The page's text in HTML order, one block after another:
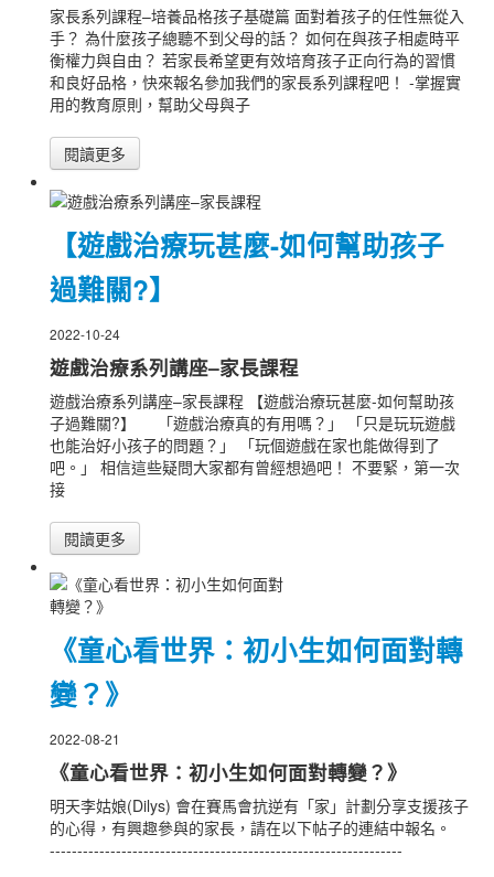
家長系列課程–培養品格孩子基礎篇 面對着孩子的任性無從入
手？ 為什麼孩子總聽不到父母的話？ 如何在與孩子相處時平
衡權力與自由？ 若家長希望更有效培育孩子正向行為的習慣
和良好品格，快來報名參加我們的家長系列課程吧！ -掌握實
用的教育原則，幫助父母與子
閱讀更多
【遊戲治療玩甚麼-如何幫助孩子
過難關?】
2022-10-24
遊戲治療系列講座–家長課程
遊戲治療系列講座–家長課程 【遊戲治療玩甚麼-如何幫助孩
子過難關?】 「遊戲治療真的有用嗎？」 「只是玩玩遊戲
也能治好小孩子的問題？」 「玩個遊戲在家也能做得到了
吧。」 相信這些疑問大家都有曾經想過吧！ 不要緊，第一次
接
閱讀更多
《童心看世界：初小生如何面對轉
變？》
2022-08-21
《童心看世界：初小生如何面對轉變？》
明天李姑娘(Dilys) 會在賽馬會抗逆有「家」計劃分享支援孩子
的心得，有興趣參與的家長，請在以下帖子的連結中報名。
----------------------------------------------------------------